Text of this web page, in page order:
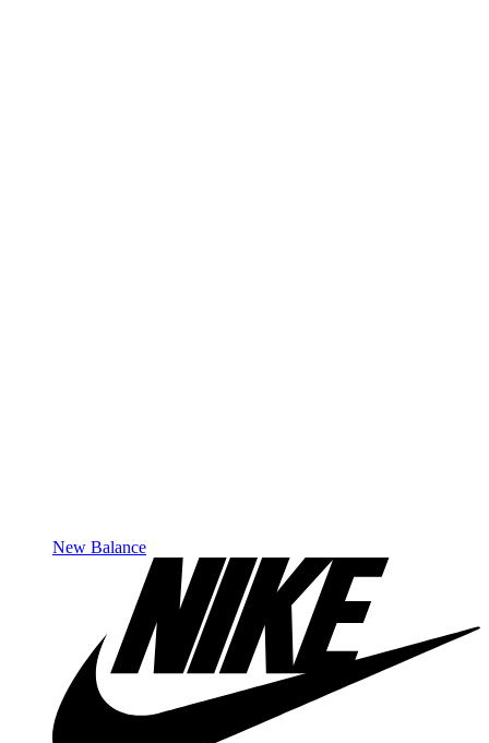
New Balance